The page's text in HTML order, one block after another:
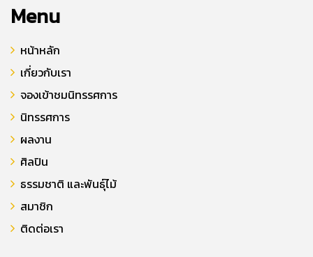
Menu
หน้าหลัก
เกี่ยวกับเรา
จองเข้าชมนิทรรศการ
นิทรรศการ
ผลงาน
ศิลปิน
ธรรมชาติ และพันธุ์ไม้
สมาชิก
ติดต่อเรา